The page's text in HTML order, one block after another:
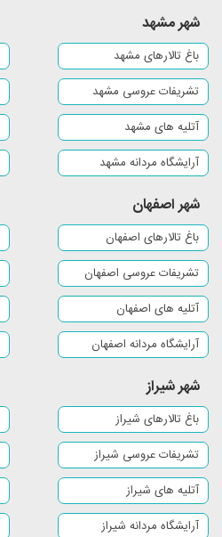
رستم رود
نظرآباد محمد شهر
چهارباغ اشتهارد
خلخال گرمی
بندر کنگان خورموج
بندر دیر عالی ‌شهر
فرخشهر فارسان
سهند سراب
هاد‌یشهر عجب ‌شیر
شبستر خسروشاه
شهر مشهد
باغ تالارهای مشهد
تشریفات عروسی مشهد
آتلیه های مشهد
آرایشگاه مردانه مشهد
شهر اصفهان
باغ تالارهای اصفهان
تشریفات عروسی اصفهان
آتلیه های اصفهان
آرایشگاه مردانه اصفهان
شهر شیراز
باغ تالارهای شیراز
تشریفات عروسی شیراز
آتلیه های شیراز
آرایشگاه مردانه شیراز